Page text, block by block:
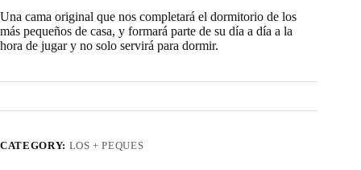
Una cama original que nos completará el dormitorio de los
más pequeños de casa, y formará parte de su día a día a la
hora de jugar y no solo servirá para dormir.
CATEGORY: LOS + PEQUES